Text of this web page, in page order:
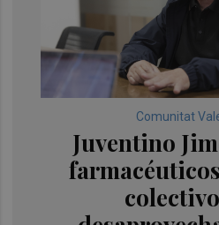
Comunitat
Juventino